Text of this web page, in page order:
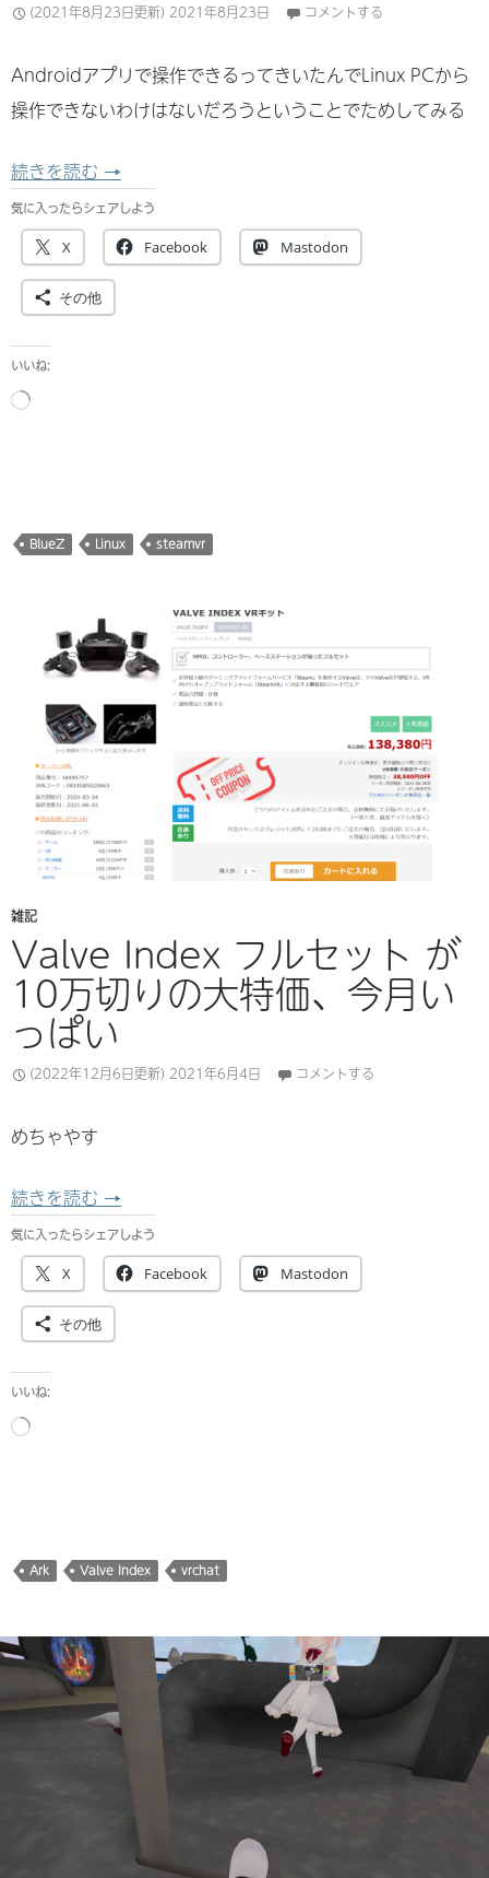
(2021年8月23日更新) 2021年8月23日 コメントする
Androidアプリで操作できるってきいたんでLinux PCから
操作できないわけはないだろうということでためしてみる
続きを読む Lighthouse 2.0 の BaseStation (Valve) の電
→
気に入ったらシェアしよう
X Facebook Mastodon
その他
いいね:
読
BlueZ Linux steamvr
雑記
Valve Index フルセット が
10万切りの大特価、今月い
っぱい
(2022年12月6日更新) 2021年6月4日 コメントする
めちゃやす
続きを読む Valve Index フルセット が10万切りの大特価、
→
気に入ったらシェアしよう
X Facebook Mastodon
その他
いいね:
読
Ark Valve Index vrchat